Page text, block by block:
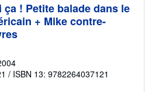
ça ! Petite balade dans le
+ Mike contre-
/ ISBN 13: 9782264037121